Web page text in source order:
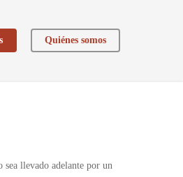
Quiénes somos
sea llevado adelante por un